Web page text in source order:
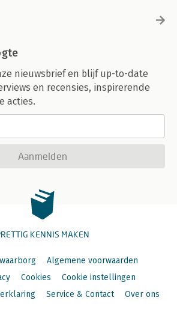
nieuwsbrief en blijf up-to-date
en recensies, inspirerende
acties.
Aanmelden
KENNIS MAKEN
Algemene voorwaarden
Cookies
Cookie instellingen
Service & Contact Over ons